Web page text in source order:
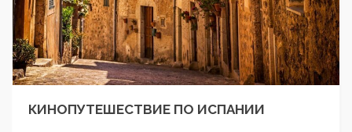
КИНОПУТЕШЕСТВИЕ ПО ИСПАНИИ